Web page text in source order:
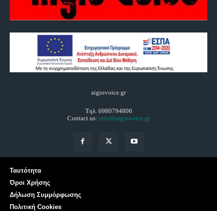
aigiovoice.gr
Τηλ. 6980794806
Contact us: info@aigiovoice.gr
Ταυτότητα
Όροι Χρήσης
Δήλωση Συμμόρφωσης
Πολιτική Cookies